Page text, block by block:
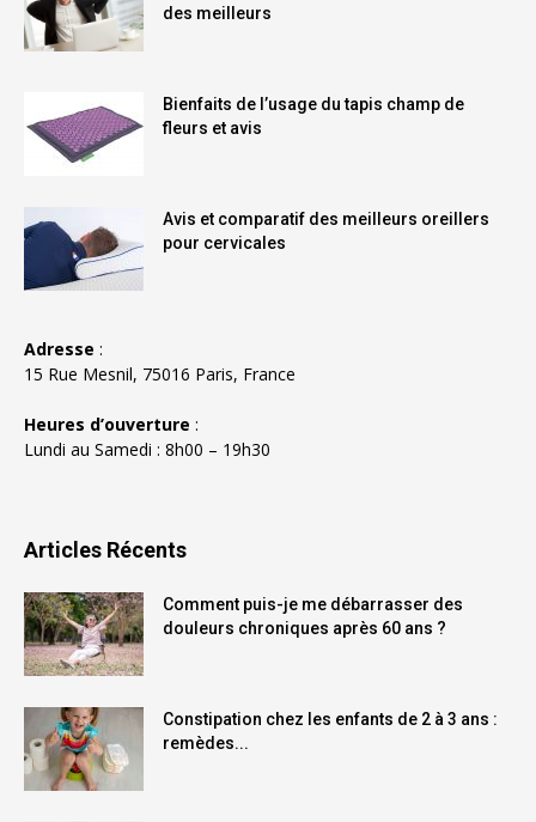
des meilleurs
Bienfaits de l’usage du tapis champ de
fleurs et avis
Avis et comparatif des meilleurs oreillers
pour cervicales
Adresse :
15 Rue Mesnil, 75016 Paris, France
Heures d’ouverture :
Lundi au Samedi : 8h00 – 19h30
Articles Récents
Comment puis-je me débarrasser des
douleurs chroniques après 60 ans ?
Constipation chez les enfants de 2 à 3 ans :
remèdes...